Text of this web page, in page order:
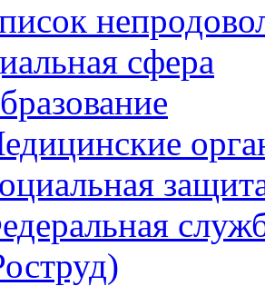
сфера